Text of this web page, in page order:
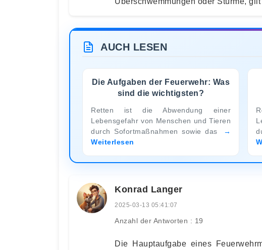
AUCH LESEN
Die Aufgaben der Feuerwehr: Was
sind die wichtigsten?
Retten ist die Abwendung einer
Lebensgefahr von Menschen und Tieren
durch Sofortmaßnahmen sowie das
Weiterlesen
Konrad Langer
2025-03-13 05:41:07
Anzahl der Antworten : 19
Die Hauptaufgabe eines